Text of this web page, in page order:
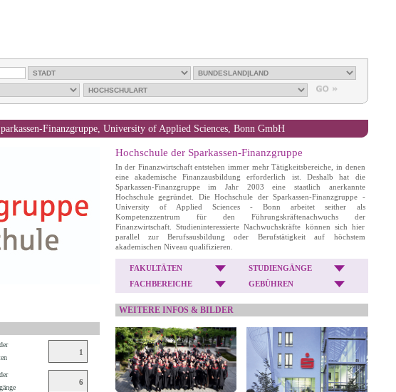
Finanzgruppe, University of Applied Sciences, Bonn GmbH
1
6
Hochschule der Sparkassen-Finanzgruppe
In der Finanzwirtschaft entstehen immer mehr Tätigkeitsbereiche, in denen
eine akademische Finanzausbildung erforderlich ist. Deshalb hat die
Sparkassen-Finanzgruppe im Jahr 2003 eine staatlich anerkannte
Hochschule gegründet. Die Hochschule der Sparkassen-Finanzgruppe -
University of Applied Sciences - Bonn arbeitet seither als
Kompetenzzentrum für den Führungskräftenachwuchs der
Finanzwirtschaft. Studieninteressierte Nachwuchskräfte können sich hier
parallel zur Berufsausbildung oder Berufstätigkeit auf höchstem
akademischen Niveau qualifizieren.
FAKULTÄTEN
STUDIENGÄNGE
FACHBEREICHE
GEBÜHREN
WEITERE INFOS & BILDER